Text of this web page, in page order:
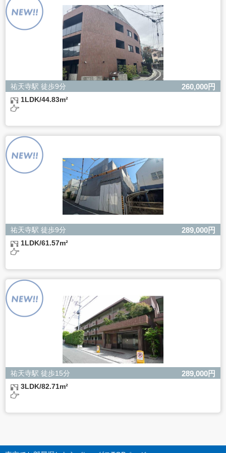
ただし、必要な項目をいただけない場合、適切な対応がで
きない場合があります。
祐天寺駅 徒歩9分 260,000円
1LDK/44.83m²
祐天寺駅 徒歩9分 289,000円
1LDK/61.57m²
祐天寺駅 徒歩15分 289,000円
3LDK/82.71m²